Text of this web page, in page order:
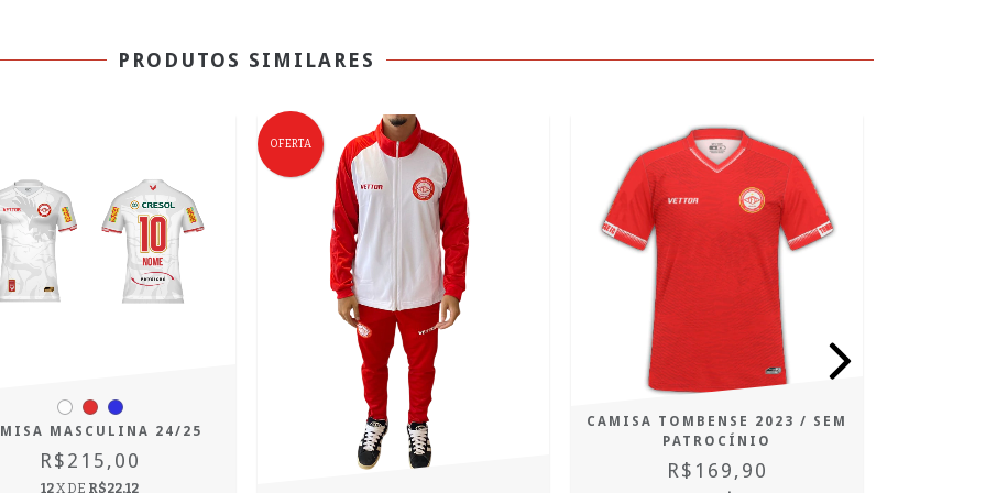
PRODUTOS SIMILARES
MASCULINA 24/25
R$215,00
12X DE R$22,12
OFERTA
CAMISA TOMBENSE 2023 / SEM
PATROCÍNIO
R$169,90